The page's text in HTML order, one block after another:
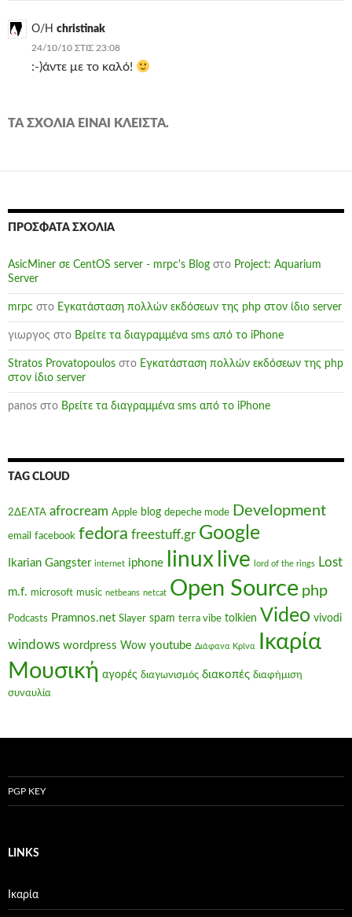
Ο/Η christinak
24/10/10 ΣΤΙΣ 23:08
:-)άντε με το καλό!
ΤΑ ΣΧΌΛΙΑ ΕΊΝΑΙ ΚΛΕΙΣΤΆ.
ΠΡΌΣΦΑΤΑ ΣΧΌΛΙΑ
AsicMiner σε CentOS server - mrpc's Blog στο Project: Aquarium
Server
mrpc στο Εγκατάσταση πολλών εκδόσεων της php στον ίδιο server
γιωργος στο Βρείτε τα διαγραμμένα sms από το iPhone
Stratos Provatopoulos στο Εγκατάσταση πολλών εκδόσεων της php
στον ίδιο server
panos στο Βρείτε τα διαγραμμένα sms από το iPhone
TAG CLOUD
2ΔΕΛΤΑ afrocream Apple blog depeche mode Development
email facebook fedora freestuff.gr Google
Ikarian Gangster internet iphone linux live lord of the rings Lost
m.f. microsoft music netbeans netcat Open Source php
Podcasts Pramnos.net Slayer spam terra vibe tolkien Video vivodi
windows wordpress Wow youtube Διάφανα Κρίνα Ικαρία
Μουσική αγορές διαγωνισμός διακοπές διαφήμιση
συναυλία
PGP KEY
LINKS
Ικαρία